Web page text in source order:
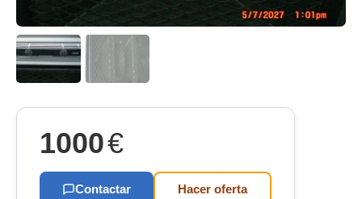
1000€
Contactar Hacer oferta